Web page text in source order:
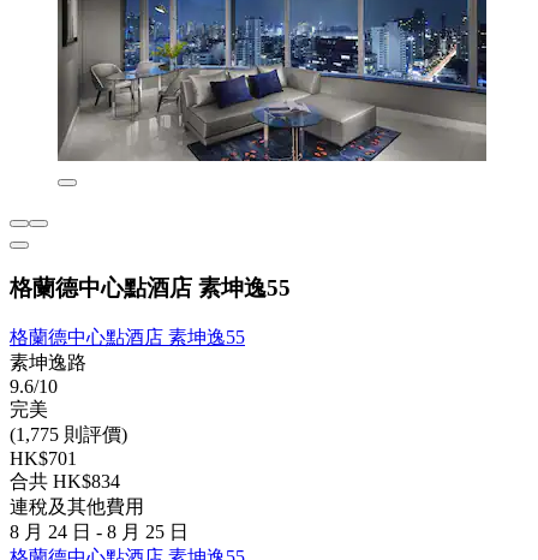
格蘭德中心點酒店 素坤逸55
格蘭德中心點酒店 素坤逸55
素坤逸路
9.6/10
完美
(1,775 則評價)
HK$701
合共 HK$834
連稅及其他費用
8 月 24 日 - 8 月 25 日